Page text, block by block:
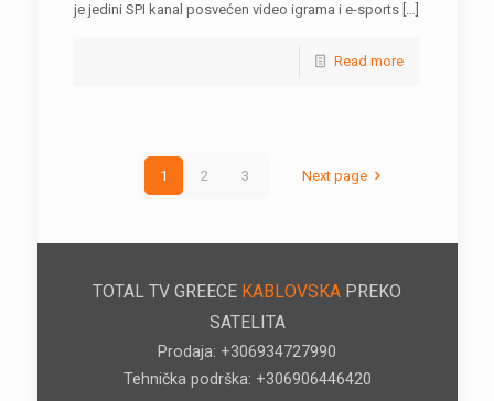
je jedini SPI kanal posvećen video igrama i e-sports […]
Read more
1 2 3 Next page
TOTAL TV GREECE KABLOVSKA PREKO
SATELITA
Prodaja: +306934727990
Tehnička podrška: +306906446420